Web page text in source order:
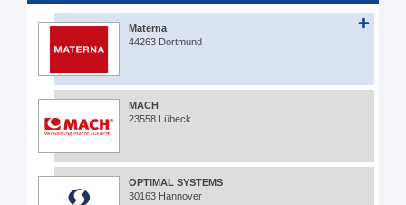
Materna
44263 Dortmund
MACH
23558 Lübeck
OPTIMAL SYSTEMS
30163 Hannover